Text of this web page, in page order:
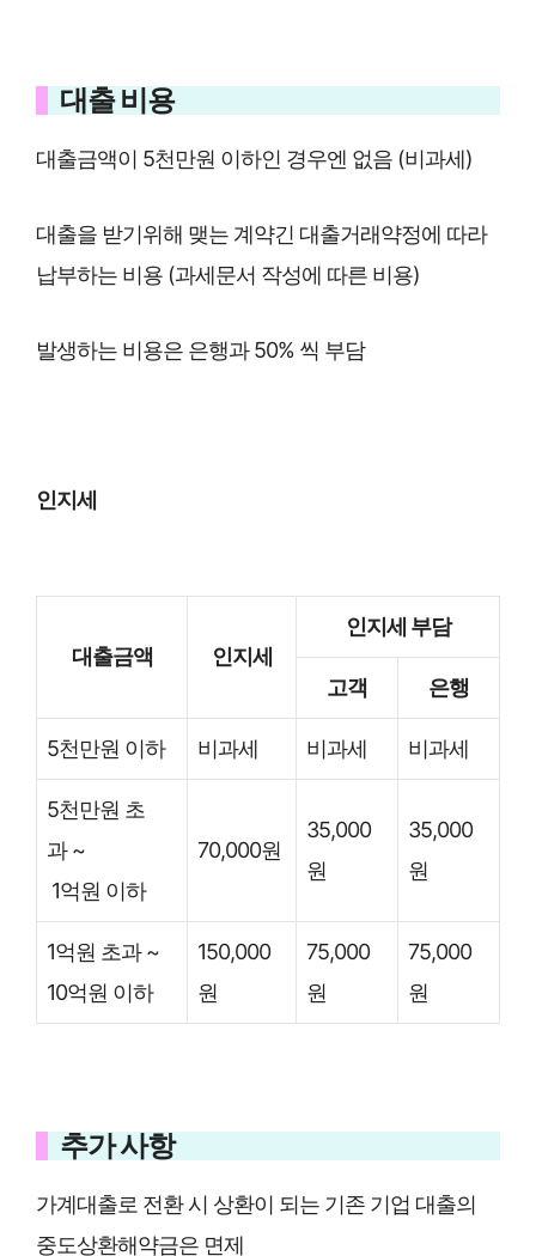
대출 비용
대출금액이 5천만원 이하인 경우엔 없음 (비과세)
대출을 받기위해 맺는 계약긴 대출거래약정에 따라
납부하는 비용 (과세문서 작성에 따른 비용)
발생하는 비용은 은행과 50% 씩 부담
인지세
대출금액 인지세
인지세 부담
고객 은행
5천만원 이하 비과세 비과세 비과세
5천만원 초
과 ~
1억원 이하
70,000원
35,000
원
35,000
원
1억원 초과 ~
10억원 이하
150,000
원
75,000
원
75,000
원
추가 사항
가계대출로 전환 시 상환이 되는 기존 기업 대출의
중도상환해약금은 면제